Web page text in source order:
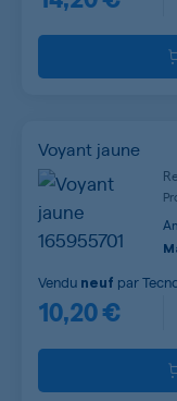
Voyant jaune
10,20 €
Vendu neuf par